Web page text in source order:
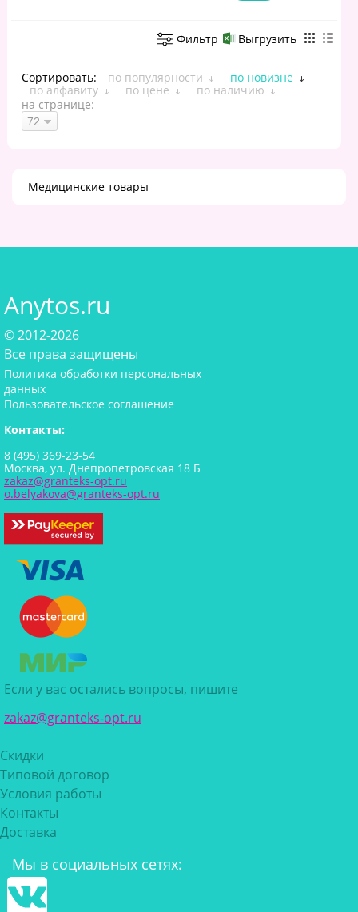
Фильтр Выгрузить
Сортировать: по популярности
по новизне
по алфавиту
по цене
по наличию
на странице:
Медицинские товары
Anytos.ru
© 2012-2026
Все права защищены
Политика обработки персональных
данных
Пользовательское соглашение
Контакты:
8 (495) 369-23-54
Москва, ул. Днепропетровская 18 Б
zakaz@granteks-opt.ru
o.belyakova@granteks-opt.ru
Если у вас остались вопросы, пишите
zakaz@granteks-opt.ru
Скидки
Типовой договор
Условия работы
Контакты
Доставка
Мы в социальных сетях: